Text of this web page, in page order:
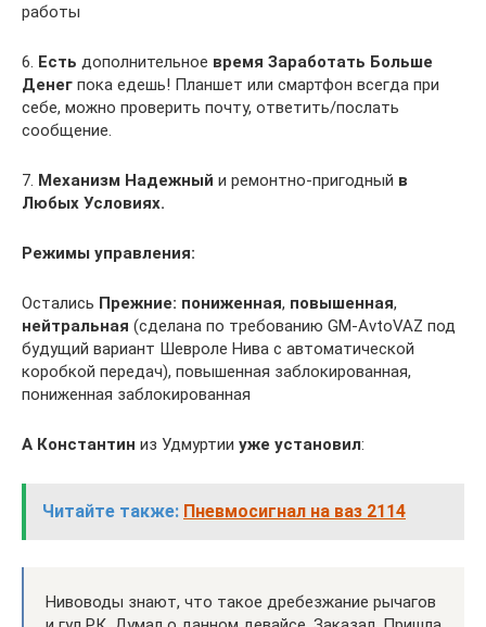
работы
6. Есть дополнительное время Заработать Больше
Денег пока едешь! Планшет или смартфон всегда при
себе, можно проверить почту, ответить/послать
сообщение.
7. Механизм Надежный и ремонтно-пригодный в
Любых Условиях.
Режимы управления:
Остались Прежние: пониженная, повышенная,
нейтральная (сделана по требованию GM-AvtoVAZ под
будущий вариант Шевроле Нива с автоматической
коробкой передач), повышенная заблокированная,
пониженная заблокированная
А Константин из Удмуртии уже установил:
Читайте также: Пневмосигнал на ваз 2114
Нивоводы знают, что такое дребезжание рычагов